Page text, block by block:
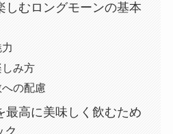
しむロングモーンの基本
み方
の配慮
最高に美味しく飲むため
ク